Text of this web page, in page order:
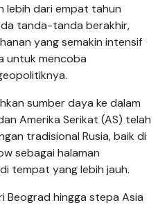
lebih dari empat tahun
tanda-tanda berakhir,
yang semakin intensif
untuk mencoba
sumber daya ke dalam
Amerika Serikat (AS) telah
tradisional Rusia, baik di
sebagai halaman
tempat yang lebih jauh.
Beograd hingga stepa Asia